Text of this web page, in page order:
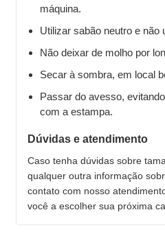
máquina.
Utilizar sabão neutro e não
Não deixar de molho por
Secar à sombra, em local
Passar do avesso,
com a estampa.
Dúvidas e atendimento
Caso tenha dúvidas sobre
qualquer outra informação
contato com nosso
você a escolher sua próxima